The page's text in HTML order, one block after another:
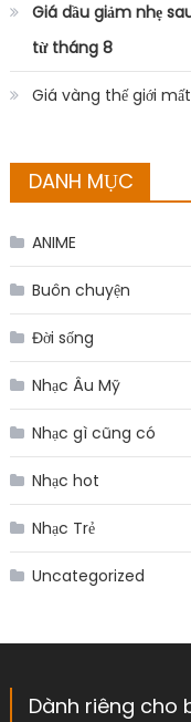
Giá dầu giảm nhẹ
từ tháng 8
Giá vàng thế giới
DANH MỤC
ANIME
Buôn chuyện
Đời sống
Nhạc Âu Mỹ
Nhạc gì cũng có
Nhạc hot
Nhạc Trẻ
Uncategorized
Dành riêng cho